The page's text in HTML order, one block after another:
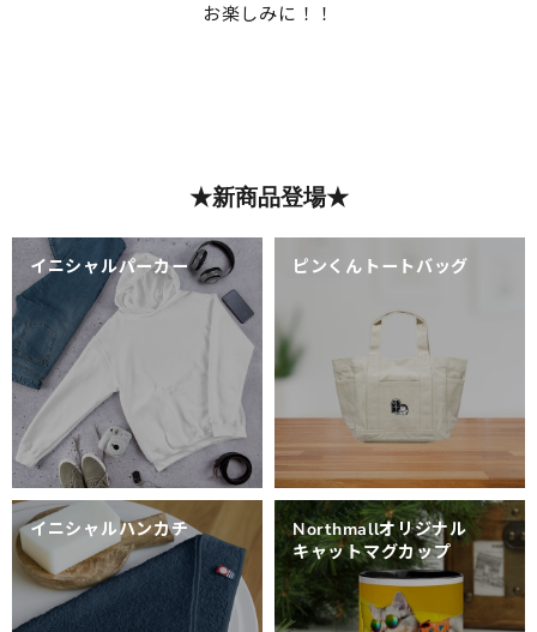
お楽しみに！！
★新商品登場★
イニシャルパーカー ピンくんトートバッグ
イニシャルハンカチ
Northmallオリジナル
キャットマグカップ